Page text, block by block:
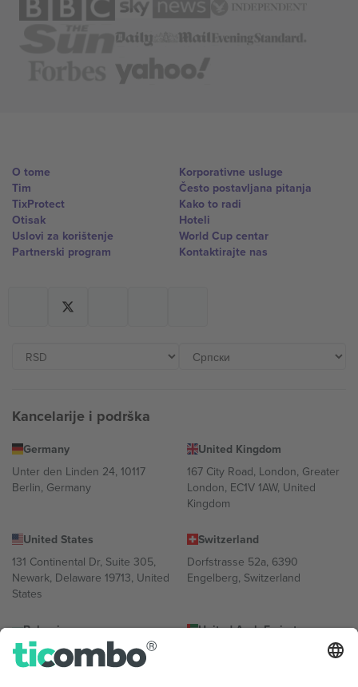
O tome
Tim
TixProtect
Otisak
Uslovi za korištenje
Partnerski program
Korporativne usluge
Često postavljana pitanja
Kako to radi
Hoteli
World Cup centar
Kontaktirajte nas
Kancelarije i podrška
Germany
Unter den Linden 24, 10117
Berlin, Germany
United Kingdom
167 City Road, London, Greater
London, EC1V 1AW, United
Kingdom
United States
131 Continental Dr, Suite 305,
Newark, Delaware 19713, United
States
Switzerland
Dorfstrasse 52a, 6390
Engelberg, Switzerland
Bulgaria
Regus Sofia City West, bul
Totleben 53-55, 1606 Sofia,
United Arab Emirates
UAE Dubai Silicon Oasis, DDP